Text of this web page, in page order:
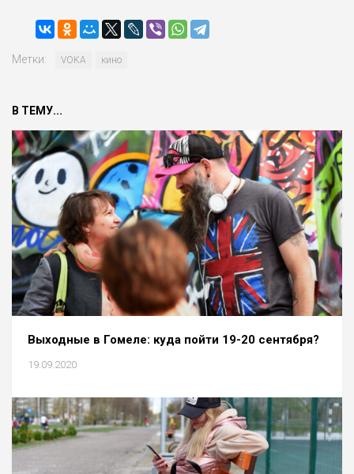
Метки: VOKA кино
В ТЕМУ...
Выходные в Гомеле: куда пойти 19-20 сентября?
19.09.2020